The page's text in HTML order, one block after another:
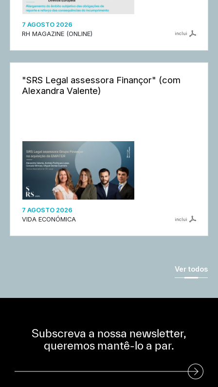
7 AGOSTO 2026
RH MAGAZINE (ONLINE)
inclui
"SRS Legal assessora Finançor" (com
Alexandra Valente)
7 AGOSTO 2026
VIDA ECONÓMICA
inclui
Ver todos
Subscreva a nossa newsletter,
queremos mantê-lo a par.
Subscreva a nossa Newsletter